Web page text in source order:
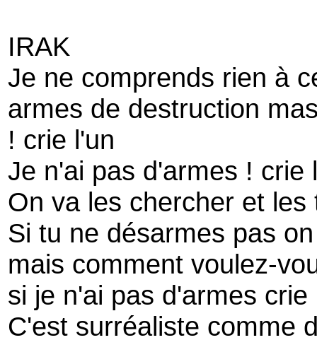
IRAK
Je ne comprends rien à
armes de destruction
! crie l'un
Je n'ai pas d'armes ! crie
On va les chercher et
Si tu ne désarmes pas
mais comment voulez-
si je n'ai pas d'armes crie
C'est surréaliste comme